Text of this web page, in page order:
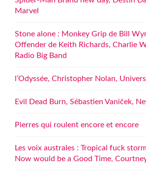
Marvel
Stone alone : Monkey Grip de Bill
Offender de Keith Richards, Charlie
Radio Big Band
l’Odyssée, Christopher Nolan,
Evil Dead Burn, Sébastien Vaniček,
Pierres qui roulent encore et encore
Les voix australes : Tropical fuck
Now would be a Good Time,